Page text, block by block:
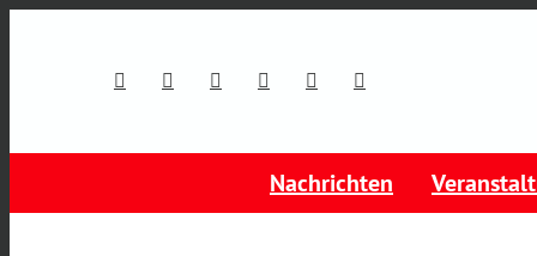
Nachrichten